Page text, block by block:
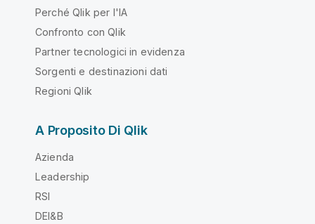
Perché Qlik per l'IA
Confronto con Qlik
Partner tecnologici in evidenza
Sorgenti e destinazioni dati
Regioni Qlik
A Proposito Di Qlik
Azienda
Leadership
RSI
DEI&B